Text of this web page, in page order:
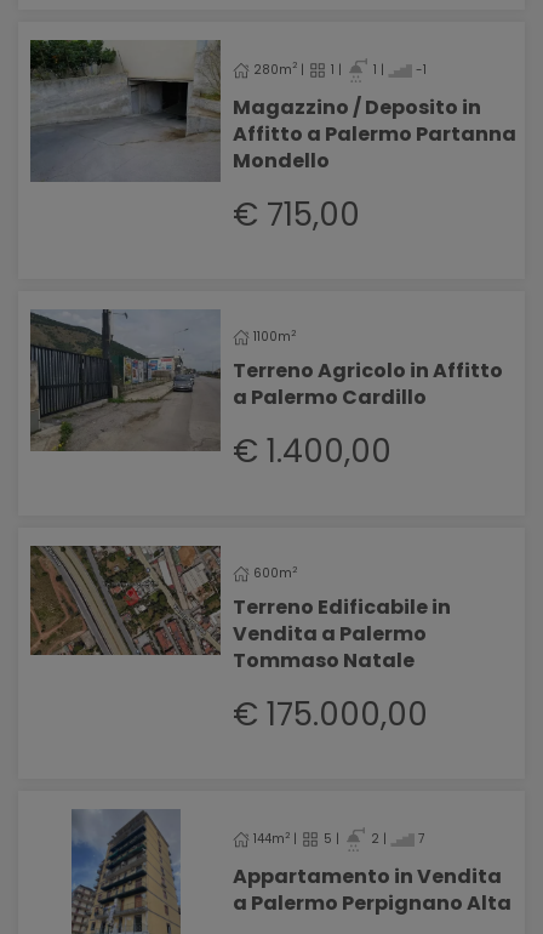
280m2 | 1 | 1 | -1
Magazzino / Deposito in
Affitto a Palermo Partanna
Mondello
€ 715,00
1100m2
Terreno Agricolo in Affitto
a Palermo Cardillo
€ 1.400,00
600m2
Terreno Edificabile in
Vendita a Palermo
Tommaso Natale
€ 175.000,00
144m2 | 5 | 2 | 7
Appartamento in Vendita
a Palermo Perpignano Alta